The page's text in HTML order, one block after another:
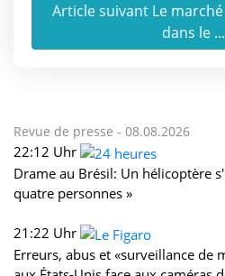
Article suivant Le
dans le ...
Revue de presse - 08.08.2026
22:12 Uhr
Drame au Brésil: Un hélicoptère
quatre personnes »
21:22 Uhr
Erreurs, abus et «surveillance de